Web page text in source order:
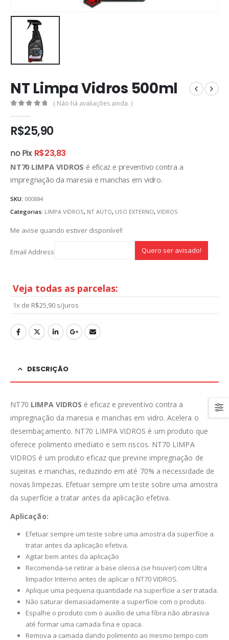
NT Limpa Vidros 500ml
( Não há avaliações ainda. )
R$25,90
no Pix R$23,83
NT70 LIMPA VIDROS é eficaz e preventivo contra a
impregnação da maresia e manchas em vidro.
SKU: 000884
Categorias: LIMPA VIDROS, NT AUTO, USO EXTERNO, VIDROS
Me avise quando estiver disponível!
Email Address
Veja todas as parcelas:
1x de R$25,90 s/juros
DESCRIÇÃO
NT70 LIMPA VIDROS é eficaz e preventivo contra a
impregnação da maresia e manchas em vidro. Acelera o
desembaçamento. NT70 LIMPA VIDROS é um produto que
oferece polimento imediato e sem riscos. NT70 LIMPA
VIDROS é um produto eficaz que previne impregnação de
sujeiras e manchas, reduzindo em até 70% a necessidade de
novas limpezas. Efetuar sempre um teste sobre uma amostra
da superfície a tratar antes da aplicação efetiva.
Aplicação:
Efetuar sempre um teste sobre uma amostra da superfície a
tratar antes da aplicação efetiva.
Agitar bem antes da aplicação
Recomenda-se retirar a base oleosa (se houver) com Ultra
limpador Interno antes de aplicar o NT70 VIDROS.
Aplique uma pequena quantidade na superfície a ser tratada.
Não saturar demasiadamente a superfície com o produto.
Espalhe o produto com o auxílio de uma fibra não abrasiva
até formar uma camada fina e opaca.
Remova a camada dando polimento ao mesmo tempo com